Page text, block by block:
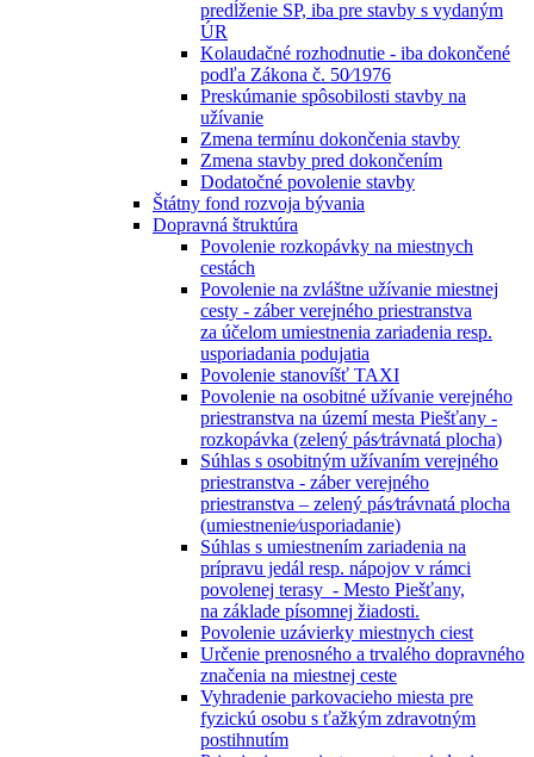
predĺženie SP, iba pre stavby s vydaným
ÚR
Kolaudačné rozhodnutie - iba dokončené
podľa Zákona č. 50⁄1976
Preskúmanie spôsobilosti stavby na
užívanie
Zmena termínu dokončenia stavby
Zmena stavby pred dokončením
Dodatočné povolenie stavby
Štátny fond rozvoja bývania
Dopravná štruktúra
Povolenie rozkopávky na miestnych
cestách
Povolenie na zvláštne užívanie miestnej
cesty - záber verejného priestranstva
za účelom umiestnenia zariadenia resp.
usporiadania podujatia
Povolenie stanovíšť TAXI
Povolenie na osobitné užívanie verejného
priestranstva na území mesta Piešťany -
rozkopávka (zelený pás⁄trávnatá plocha)
Súhlas s osobitným užívaním verejného
priestranstva - záber verejného
priestranstva – zelený pás⁄trávnatá plocha
(umiestnenie⁄usporiadanie)
Súhlas s umiestnením zariadenia na
prípravu jedál resp. nápojov v rámci
povolenej terasy - Mesto Piešťany,
na základe písomnej žiadosti.
Povolenie uzávierky miestnych ciest
Určenie prenosného a trvalého dopravného
značenia na miestnej ceste
Vyhradenie parkovacieho miesta pre
fyzickú osobu s ťažkým zdravotným
postihnutím